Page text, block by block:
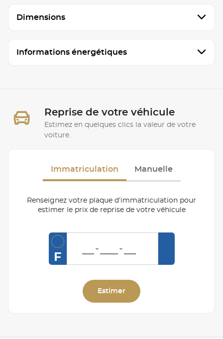
Dimensions
Informations énergétiques
Reprise de votre véhicule
Estimez en quelques clics la valeur de votre
voiture.
Immatriculation Manuelle
Renseignez votre plaque d’immatriculation pour
estimer le prix de reprise de votre véhicule
F
Estimer